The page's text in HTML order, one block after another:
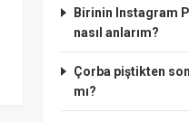
Birinin Instagram
nasıl anlarım?
Çorba piştikten
mı?